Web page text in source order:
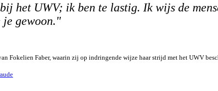
het UWV; ik ben te lastig. Ik wijs de
je gewoon."
Fokelien Faber, waarin zij op indringende wijze haar strijd met het UWV